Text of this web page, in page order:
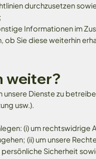
durchzusetzen
Informationen im
Sie diese weiterhin
weiter?
Dienste zu
usw.).
(i) um rechtswidrige
(ii) um unsere
Sicherheit